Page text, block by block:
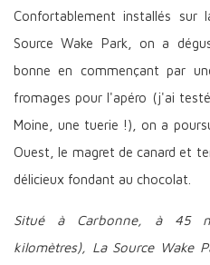
Confortablement installés sur
Source Wake Park, on a
bonne en commençant par
fromages pour l'apéro (j'ai
Moine, une tuerie !), on a
Ouest, le magret de canard et
délicieux fondant au chocolat.
Situé à Carbonne, à 45
kilomètres), La Source Wake